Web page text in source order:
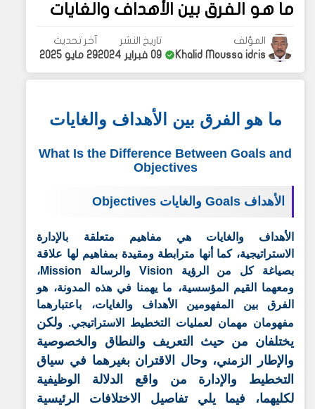
ما هو الفرق بين الأهداف والغايات
المؤلف
Khalid Moussa idris
تاريخ النشر
09 فبراير 2024
آخر تحديث
29 مايو 2025
ما هو الفرق بين الأهداف والغايات
What Is the Difference Between Goals and
Objectives
الأهداف Goals والغايات Objectives
الأهداف والغايات هي مفاهيم متعلقة بالإدارة
الاستراتيجية، كما أنها مترابطة ومقيدة بمفاهيم لها علاقة
بصياغة كل من الرؤية Vision والرسالة Mission،
ومعهما القيم المؤسسية، ما يهمنا في هذه المدونة، هو
الفرق بين المفهومين الأهداف والغايات، باعتبارهما
مفهومان مهمان لعمليات التخطيط الاستراتيجي. ولكن
يختلفان من حيث التعريف والنطاق والخصوصية
والإطار الزمني، وحال الاقتران بغيرهما في سياق
التخطيط والإدارة من واقع الدلالة الوظيفية
لكليهما، فيما يلي تفاصيل الاختلافات الرئيسية